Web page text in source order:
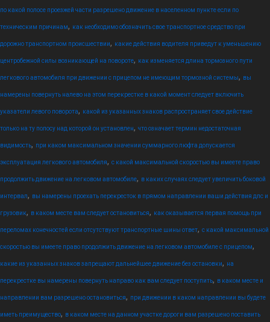
по какой полосе проезжей части разрешено движение в населенном пункте если по
техническим причинам, как необходимо обозначить свое транспортное средство при
дорожно транспортном происшествии, какие действия водителя приведут к уменьшению
центробежной силы возникающей на повороте, как изменяется длина тормозного пути
легкового автомобиля при движении с прицепом не имеющим тормозной системы, вы
намерены повернуть налево на этом перекрестке в какой момент следует включить
указатели левого поворота, какой из указанных знаков распространяет свое действие
только на ту полосу над которой он установлен, что означает термин недостаточная
видимость, при каком максимальном значении суммарного люфта допускается
эксплуатация легкового автомобиля, с какой максимальной скоростью вы имеете право
продолжить движение на легковом автомобиле, в каких случаях следует увеличить боковой
интервал, вы намерены проехать перекресток в прямом направлении ваши действия дпс и
грузовик, в каком месте вам следует остановиться, как оказывается первая помощь при
переломах конечностей если отсутствуют транспортные шины ответ, с какой максимальной
скоростью вы имеете право продолжить движение на легковом автомобиле с прицепом,
какие из указанных знаков запрещают дальнейшее движение без остановки, на
перекрестке вы намерены повернуть направо как вам следует поступить, в каком месте и
направлении вам разрешено остановиться, при движении в каком направлении вы будете
иметь преимущество, в каком месте на данном участке дороги вам разрешено поставить